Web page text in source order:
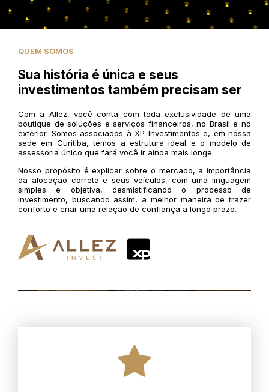
QUEM SOMOS
Sua história é única e seus
investimentos também precisam ser
Com a Allez, você conta com toda exclusividade de uma
boutique de soluções e serviços financeiros, no Brasil e no
exterior. Somos associados à XP Investimentos e, em nossa
sede em Curitiba, temos a estrutura ideal e o modelo de
assessoria único que fará você ir ainda mais longe.
Nosso propósito é explicar sobre o mercado, a importância
da alocação correta e seus veículos, com uma linguagem
simples e objetiva, desmistificando o processo de
investimento, buscando assim, a melhor maneira de trazer
conforto e criar uma relação de confiança a longo prazo.